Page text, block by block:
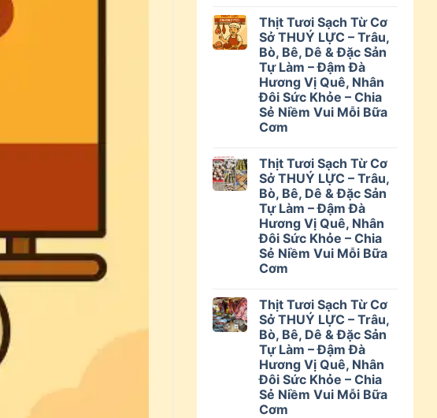
Thịt Tươi Sạch Từ Cơ
Sở THUÝ LỰC – Trâu,
Bò, Bê, Dê & Đặc Sản
Tự Làm – Đậm Đà
Hương Vị Quê, Nhân
Đôi Sức Khỏe – Chia
Sẻ Niềm Vui Mỗi Bữa
Cơm
Thịt Tươi Sạch Từ Cơ
Sở THUÝ LỰC – Trâu,
Bò, Bê, Dê & Đặc Sản
Tự Làm – Đậm Đà
Hương Vị Quê, Nhân
Đôi Sức Khỏe – Chia
Sẻ Niềm Vui Mỗi Bữa
Cơm
Thịt Tươi Sạch Từ Cơ
Sở THUÝ LỰC – Trâu,
Bò, Bê, Dê & Đặc Sản
Tự Làm – Đậm Đà
Hương Vị Quê, Nhân
Đôi Sức Khỏe – Chia
Sẻ Niềm Vui Mỗi Bữa
Cơm